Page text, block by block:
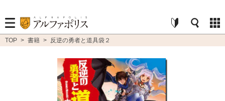
TOP > 書籍 > 反逆の勇者と道具袋２